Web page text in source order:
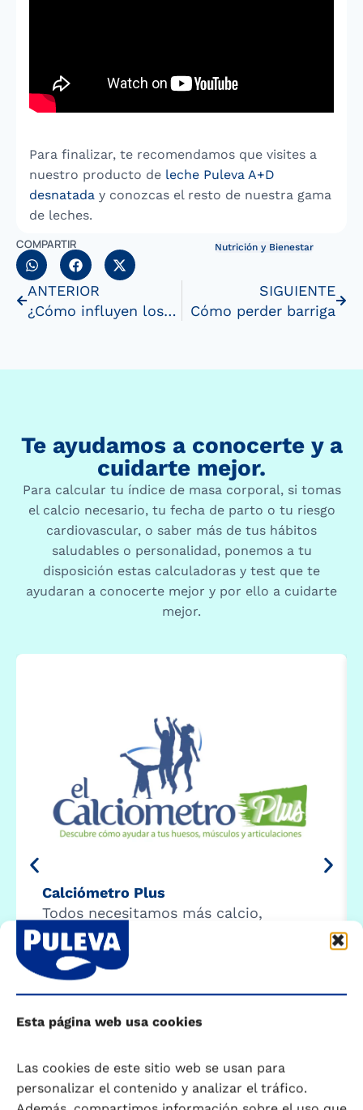
Esta página web usa cookies
Las cookies de este sitio web se usan para
personalizar el contenido y analizar el tráfico.
Para finalizar, te recomendamos que visites a
nuestro producto de leche Puleva A+D
desnatada y conozcas el resto de nuestra gama
de leches.
COMPARTIR Nutrición y Bienestar
ANTERIOR
¿Cómo influyen los probióticos en la defensa del organismo?
SIGUIENTE
Cómo perder barriga
Te ayudamos a conocerte y a
cuidarte mejor.
Para calcular tu índice de masa corporal, si tomas
el calcio necesario, tu fecha de parto o tu riesgo
cardiovascular, o saber más de tus hábitos
saludables o personalidad, ponemos a tu
disposición estas calculadoras y test que te
ayudaran a conocerte mejor y por ello a cuidarte
mejor.
Calciómetro Plus
Todos necesitamos más calcio,
magnesio, vitamina C y D. ¿Sabías que
8 de cada 10 españoles no cumple con
la recomendación diaria? Comprueba
como estás en apenas dos minutos. …
Comenzar calculadora